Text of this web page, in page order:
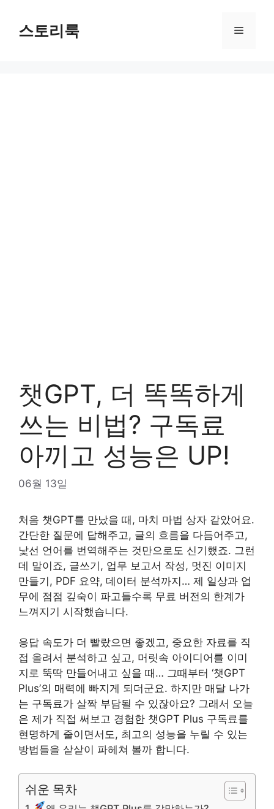
content스토리룩 Menu
챗GPT, 더 똑똑하게
쓰는 비법? 구독료
아끼고 성능은 UP!
06월 13일
처음 챗GPT를 만났을 때, 마치 마법 상자 같았어요.
간단한 질문에 답해주고, 글의 흐름을 다듬어주고,
낯선 언어를 번역해주는 것만으로도 신기했죠. 그런
데 말이죠, 글쓰기, 업무 보고서 작성, 멋진 이미지
만들기, PDF 요약, 데이터 분석까지… 제 일상과 업
무에 점점 깊숙이 파고들수록 무료 버전의 한계가
느껴지기 시작했습니다.
응답 속도가 더 빨랐으면 좋겠고, 중요한 자료를 직
접 올려서 분석하고 싶고, 머릿속 아이디어를 이미
지로 뚝딱 만들어내고 싶을 때… 그때부터 ‘챗GPT
Plus’의 매력에 빠지게 되더군요. 하지만 매달 나가
는 구독료가 살짝 부담될 수 있잖아요? 그래서 오늘
은 제가 직접 써보고 경험한 챗GPT Plus 구독료를
현명하게 줄이면서도, 최고의 성능을 누릴 수 있는
방법들을 샅샅이 파헤쳐 볼까 합니다.
쉬운 목차